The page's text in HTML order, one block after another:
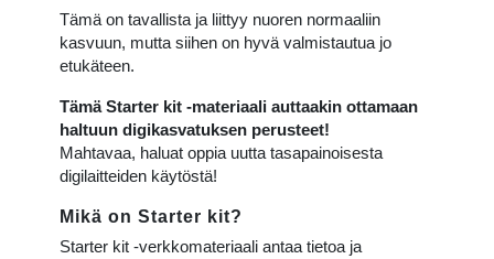
Tämä on tavallista ja liittyy nuoren normaaliin
kasvuun, mutta siihen on hyvä valmistautua jo
etukäteen.
Tämä Starter kit -materiaali auttaakin ottamaan
haltuun digikasvatuksen perusteet!
Mahtavaa, haluat oppia uutta tasapainoisesta
digilaitteiden käytöstä!
Mikä on Starter kit?
Starter kit -verkkomateriaali antaa tietoa ja